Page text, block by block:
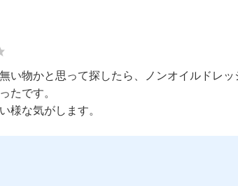
い物かと思って探したら、ノンオイルドレ
たです。
様な気がします。